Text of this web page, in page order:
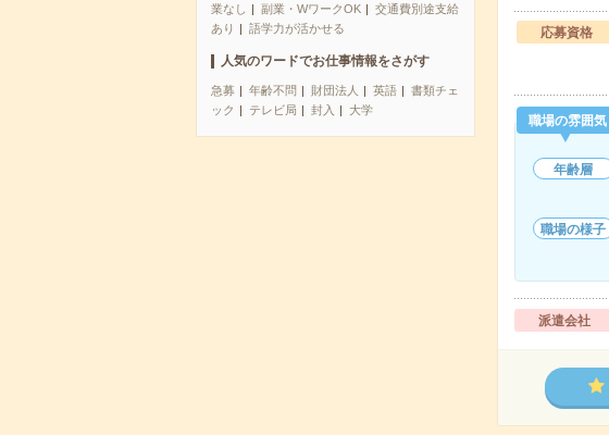
業なし
副業・WワークOK
交通費別途支給
あり
語学力が活かせる
人気のワードでお仕事情報をさがす
急募 年齢不問 財団法人 英語
書類チェ
ック
テレビ局 封入 大学
応募資格
職場の雰囲気
年齢層
職場の様子
派遣会社